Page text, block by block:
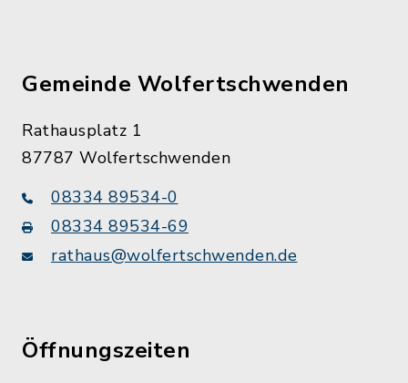
Gemeinde Wolfertschwenden
Rathausplatz 1
87787 Wolfertschwenden
08334 89534-0
08334 89534-69
rathaus@wolfertschwenden.de
Öffnungszeiten